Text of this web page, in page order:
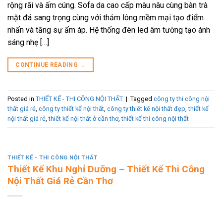
rộng rãi và ấm cúng. Sofa da cao cấp màu nâu cùng bàn trà
mặt đá sang trọng cùng với thảm lông mềm mại tạo điểm
nhấn và tăng sự ấm áp. Hệ thống đèn led âm tường tạo ánh
sáng nhẹ […]
CONTINUE READING →
Posted in THIẾT KẾ - THI CÔNG NỘI THẤT | Tagged công ty thi công nội
thất giá rẻ công ty thiết kế nội thất công ty thiết kế nội thất đẹp ,thiết kế
nội thất giá rẻ ,thiết kế nội thất ở cần thơ,thiết kế thi công nội thất
THIẾT KẾ - THI CÔNG NỘI THẤT
Thiết Kế Khu Nghỉ Dưỡng – Thiết Kế Thi Công
Nội Thất Giá Rẻ Cần Thơ